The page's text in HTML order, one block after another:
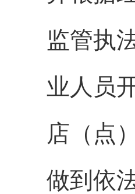
监管执
业人员
店（点
做到依